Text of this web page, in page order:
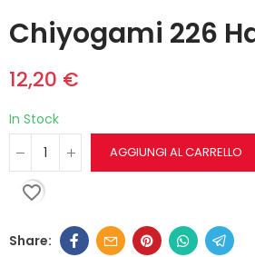
Chiyogami 226
12,20 €
In Stock
AGGIUNGI AL CARRELLO
favorite_border